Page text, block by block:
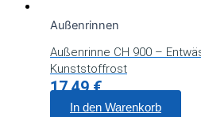
Außenrinnen
Außenrinne CH 900 –
Kunststoffrost
17,49€
In den Warenkorb